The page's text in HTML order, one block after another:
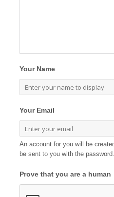
Your Name
Your Email
An account for you will be
be sent to you with the password.
Prove that you are a human